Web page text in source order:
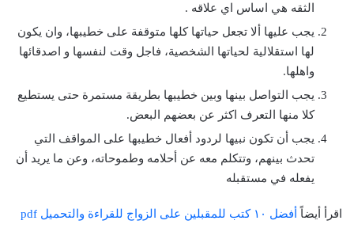
الثقه هي اساس اي علاقه .
يجب عليها ألا تجعل حياتها كلها متوقفة على خطيبها، وان يكون
لها استقلالية لحياتها الشخصية، فاجل وقت لنفسها و اصدقائها
واهلها.
يجب التواصل بينها وبين خطيبها بطريقة مستمرة حتى يستطيع
كلا منها التعرف اكثر عن بعضهم البعض.
يجب أن تكون نبيها لردود أفعال خطيبها على المواقف التي
تحدث بينهم، وتتكلم معه عن أحلامه وطموحاته، وعن ما يريد أن
يفعله في مستقبله
اقرأ أيضاً أفضل ١٠ كتب للمقبلين على الزواج للقراءة والتحميل pdf